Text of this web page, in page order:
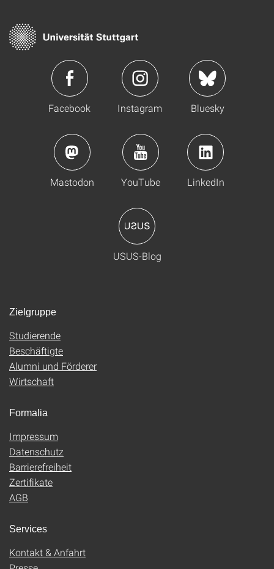
Facebook Instagram Bluesky
Mastodon YouTube LinkedIn
USUS-Blog
Zielgruppe
Studierende
Beschäftigte
Alumni und Förderer
Wirtschaft
Formalia
Impressum
Datenschutz
Barrierefreiheit
Zertifikate
AGB
Services
Kontakt & Anfahrt